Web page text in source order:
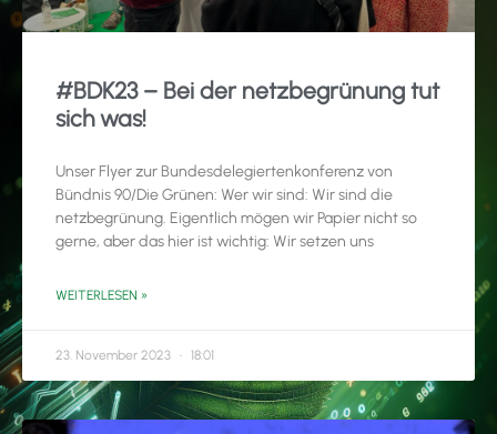
#BDK23 – Bei der netzbegrünung tut
sich was!
Unser Flyer zur Bundesdelegiertenkonferenz von
Bündnis 90/Die Grünen: Wer wir sind: Wir sind die
netzbegrünung. Eigentlich mögen wir Papier nicht so
gerne, aber das hier ist wichtig: Wir setzen uns
WEITERLESEN »
23. November 2023 18:01